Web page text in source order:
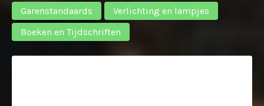
Garenstandaards
Verlichting en lampjes
Boeken en Tijdschriften